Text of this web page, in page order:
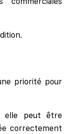
priorité pour
elle peut être
correctement